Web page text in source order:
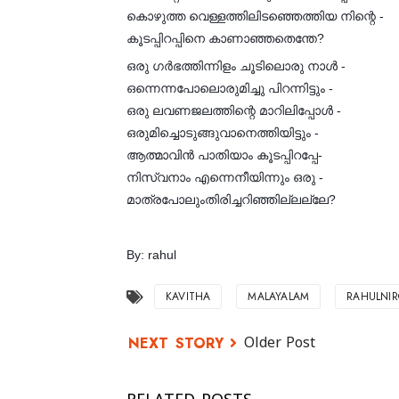
കൊഴുത്ത വെള്ളത്തിലിടഞ്ഞെത്തിയ നിന്റെ -
കൂടപ്പിറപ്പിനെ കാണാഞ്ഞതെന്തേ?
ഒരു ഗർഭത്തിന്നിളം ചൂടിലൊരു നാൾ -
ഒന്നെന്നപോലൊരുമിച്ചു പിറന്നിട്ടും -
ഒരു ലവണജലത്തിന്റെ മാറിലിപ്പോൾ -
ഒരുമിച്ചൊടുങ്ങുവാനെത്തിയിട്ടും -
ആത്മാവിൻ പാതിയാം കൂടപ്പിറപ്പേ-
നിസ്വനാം എന്നെനീയിന്നും ഒരു -
മാത്രപോലുംതിരിച്ചറിഞ്ഞില്ലല്ലേ?
By: rahul
KAVITHA MALAYALAM
Older Post